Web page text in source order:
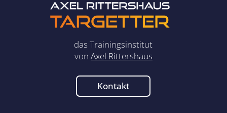
das Trainingsinstitut
von Axel Rittershaus
Kontakt